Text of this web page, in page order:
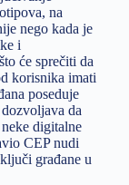
na
nego kada je
i
će sprečiti da
korisnika imati
poseduje
da
digitalne
CEP nudi
građane u